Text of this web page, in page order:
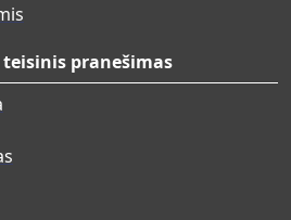
pranešimas